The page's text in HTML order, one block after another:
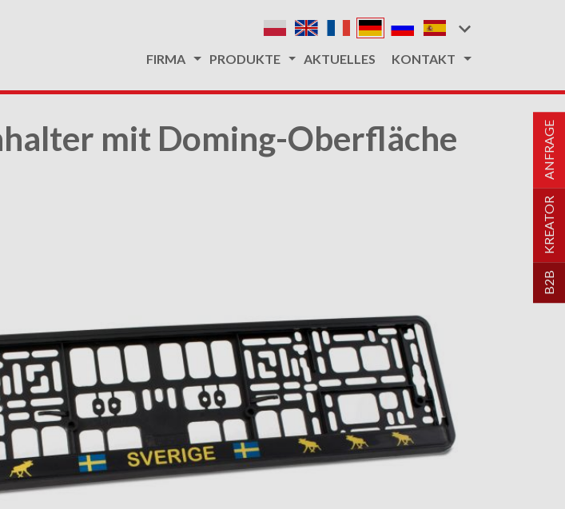
FIRMA PRODUKTE AKTUELLES KONTAKT
mit Doming-Oberfläche ANFRAGE
KREATOR
B2B